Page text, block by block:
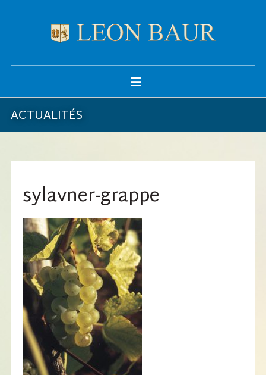
ACTUALITÉS
sylavner-grappe